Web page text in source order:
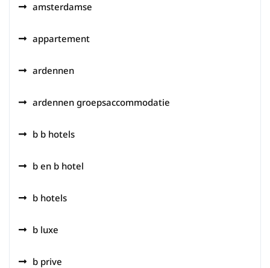
amsterdamse
appartement
ardennen
ardennen groepsaccommodatie
b b hotels
b en b hotel
b hotels
b luxe
b prive